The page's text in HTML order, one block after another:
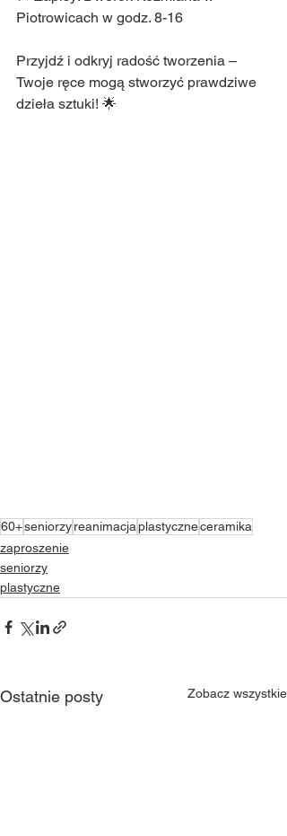
Piotrowicach w godz. 8-16
Przyjdź i odkryj radość tworzenia –
Twoje ręce mogą stworzyć prawdziwe
dzieła sztuki! 🌟
60+seniorzyreanimacjaplastyczneceramika
zaproszenie
seniorzy
plastyczne
Ostatnie posty Zobacz wszystkie